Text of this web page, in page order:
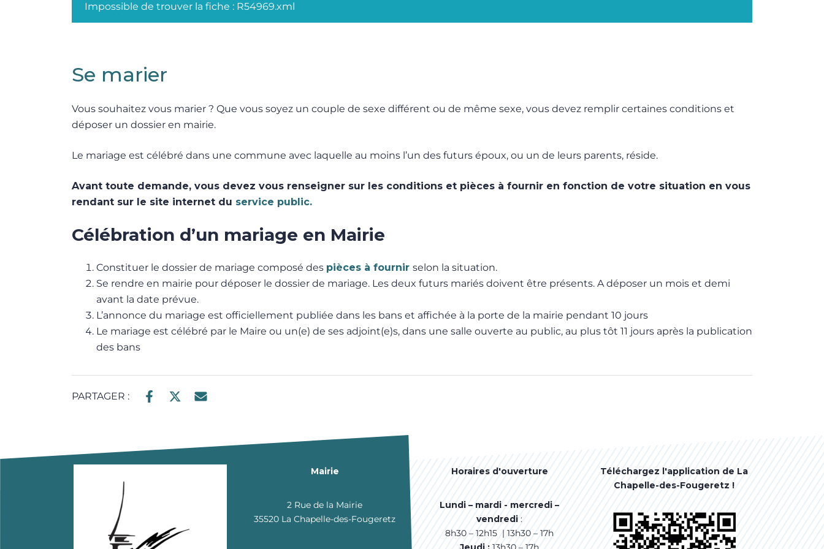
Impossible de trouver la fiche : R54969.xml
Se marier
Vous souhaitez vous marier ? Que vous soyez un couple de sexe différent ou de même sexe, vous devez remplir certaines conditions et
déposer un dossier en mairie.
Le mariage est célébré dans une commune avec laquelle au moins l’un des futurs époux, ou un de leurs parents, réside.
Avant toute demande, vous devez vous renseigner sur les conditions et pièces à fournir en fonction de votre situation en vous
rendant sur le site internet du service public.
Célébration d’un mariage en Mairie
Constituer le dossier de mariage composé des pièces à fournir selon la situation.
Se rendre en mairie pour déposer le dossier de mariage. Les deux futurs mariés doivent être présents. A déposer un mois et demi
avant la date prévue.
L’annonce du mariage est officiellement publiée dans les bans et affichée à la porte de la mairie pendant 10 jours
Le mariage est célébré par le Maire ou un(e) de ses adjoint(e)s, dans une salle ouverte au public, au plus tôt 11 jours après la publication
des bans
PARTAGER :
Mairie
2 Rue de la Mairie
35520 La Chapelle-des-Fougeretz
Horaires d'ouverture
Lundi – mardi - mercredi –
vendredi :
8h30 – 12h15 | 13h30 – 17h
Téléchargez l'application de La
Chapelle-des-Fougeretz !